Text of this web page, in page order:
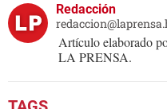
Redacción
Artículo elaborado
LA PRENSA.